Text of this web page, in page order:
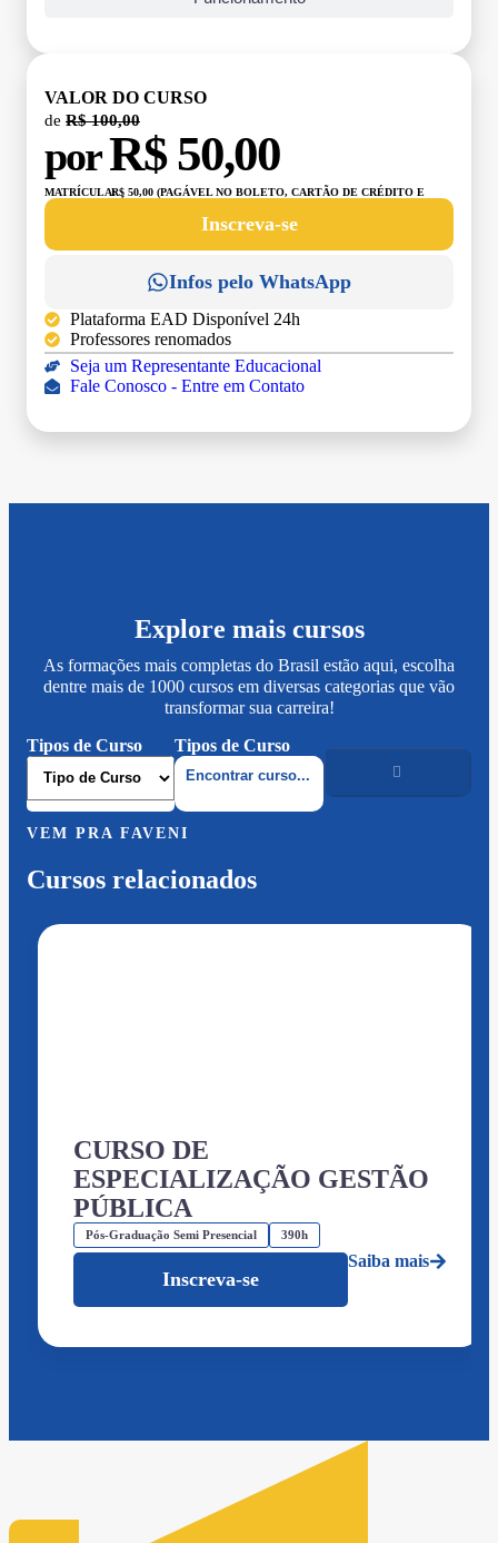
VALOR DO CURSO
de R$ 100,00
porR$ 50,00
MATRÍCULA:R$ 50,00 (PAGÁVEL NO BOLETO, CARTÃO DE CRÉDITO E
Inscreva-se
Infos pelo WhatsApp
Plataforma EAD Disponível 24h
Professores renomados
Seja um Representante Educacional
Fale Conosco - Entre em Contato
Explore mais cursos
As formações mais completas do Brasil estão aqui, escolha
dentre mais de 1000 cursos em diversas categorias que vão
transformar sua carreira!
Tipos de Curso
Tipos de Curso
VEM PRA FAVENI
Cursos relacionados
CURSO DE
ESPECIALIZAÇÃO GESTÃO
PÚBLICA
Pós-Graduação Semi Presencial 390h
Inscreva-se
Saiba mais